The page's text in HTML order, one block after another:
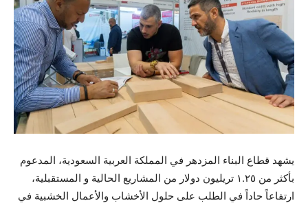
يشهد قطاع البناء المزدهر في المملكة العربية السعودية، المدعوم
بأكثر من ١.٢٥ تريليون دولار من المشاريع الحالية و المستقبلية،
ارتفاعاً حاداً في الطلب على حلول الأخشاب والأعمال الخشبية في